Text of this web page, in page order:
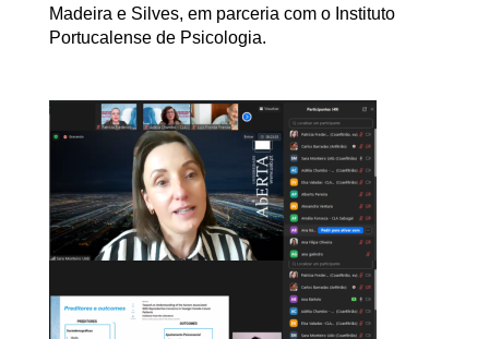
Madeira e Silves, em parceria com o Instituto
Portucalense de Psicologia.